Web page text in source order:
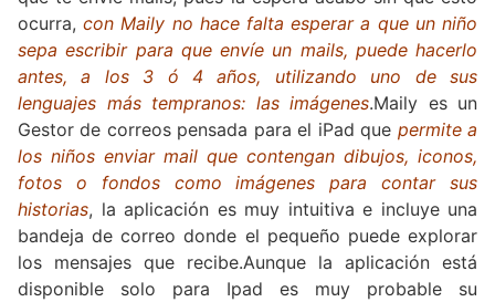
ocurra,con Maily no hace falta esperar a que un niño
sepa escribir para que envíe un mails, puede hacerlo
antes, a los 3 ó 4 años, utilizando uno de sus
lenguajes más tempranos: las imágenes.Maily es un
Gestor de correos pensada para el iPad que permite a
los niños enviar mail que contengan dibujos, iconos,
fotos o fondos como imágenes para contar sus
historias, la aplicación es muy intuitiva e incluye una
bandeja de correo donde el pequeño puede explorar
los mensajes que recibe.Aunque la aplicación está
disponible solo para Ipad es muy probable su